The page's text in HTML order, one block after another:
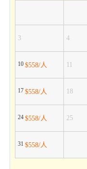
3 4
10 $558/人 11
17 $558/人 18
24 $558/人 25
31 $558/人